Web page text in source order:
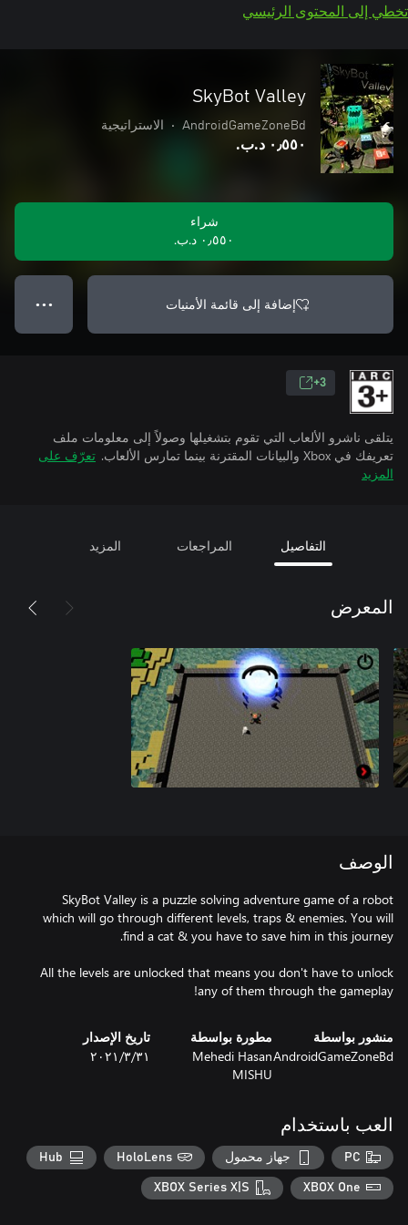
تخطي إلى المحتوى الرئيسي
SkyBot Valley
AndroidGameZoneBd
• الاستراتيجية
٠٫٥٥٠ د.ب.‏
شراء
٠٫٥٥٠ د.ب.‏
إضافة إلى قائمة الأمنيات ● ● ●
3+
يتلقى ناشرو الألعاب التي تقوم بتشغيلها وصولاً إلى معلومات ملف
تعريفك في Xbox والبيانات المقترنة بينما تمارس الألعاب.
تعرّف على
المزيد
التفاصيل المراجعات المزيد
المعرض
الوصف
SkyBot Valley is a puzzle solving adventure game of a robot
which will go through different levels, traps & enemies. You will
All the levels are unlocked that means you don't have to unlock
any of them through the gameplay!
منشور بواسطة
AndroidGameZoneBd
مطورة بواسطة
Mehedi Hasan
MISHU
تاريخ الإصدار
٣١‏/٣‏/٢٠٢١
العب باستخدام
PC جهاز محمول HoloLens
Hub
XBOX One
XBOX Series X|S